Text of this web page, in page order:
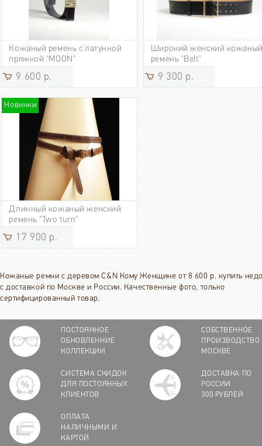
Кожаный ремень с латунной
пряжкой "MOON"
9 600 р.
Широкий женский
ремень "Belt"
9 300 р.
Новинки
Длинный кожаный женский
ремень "Two turn"
17 900 р.
Кожаные ремни с деревом C&N Кому Женщине от 8 600 р. купить
с доставкой по Москве и России. Качественные фото, только
сертифицированный товар.
ПОСТОЯННОЕ
ОБНОВЛЕННИЕ
КОЛЛЕКЦИИ
СОБСТВЕННОЕ
ПРОИЗВОДСТВО
МОСКВЕ
СИСТЕМА СКИДОК
ДЛЯ ПОСТОЯННЫХ
КЛИЕНТОВ
ДОСТАВКА ПО
РОССИИ
300 РУБЛЕЙ
ОПЛАТА
НАЛИЧНЫМИ И
КАРТОЙ